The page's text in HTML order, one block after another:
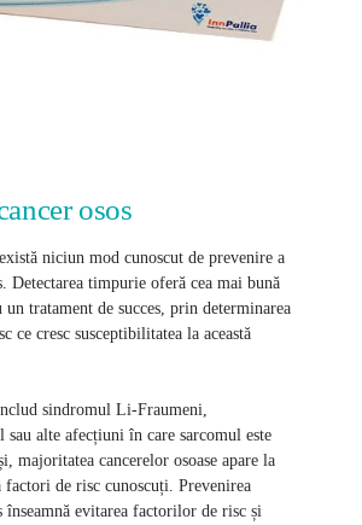
osos
niciun mod cunoscut de prevenire a
Detectarea timpurie oferă cea mai bună
un tratament de succes, prin determinarea
ce cresc susceptibilitatea la această
sindromul Li-Fraumeni,
sau alte afecțiuni în care sarcomul este
majoritatea cancerelor osoase apare la
factori de risc cunoscuți. Prevenirea
înseamnă evitarea factorilor de risc și